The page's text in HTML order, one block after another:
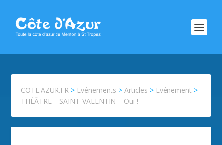
COTE.AZUR.FR > Evénements >Articles > Evénement >
THÉÂTRE – SAINT-VALENTIN – Oui !